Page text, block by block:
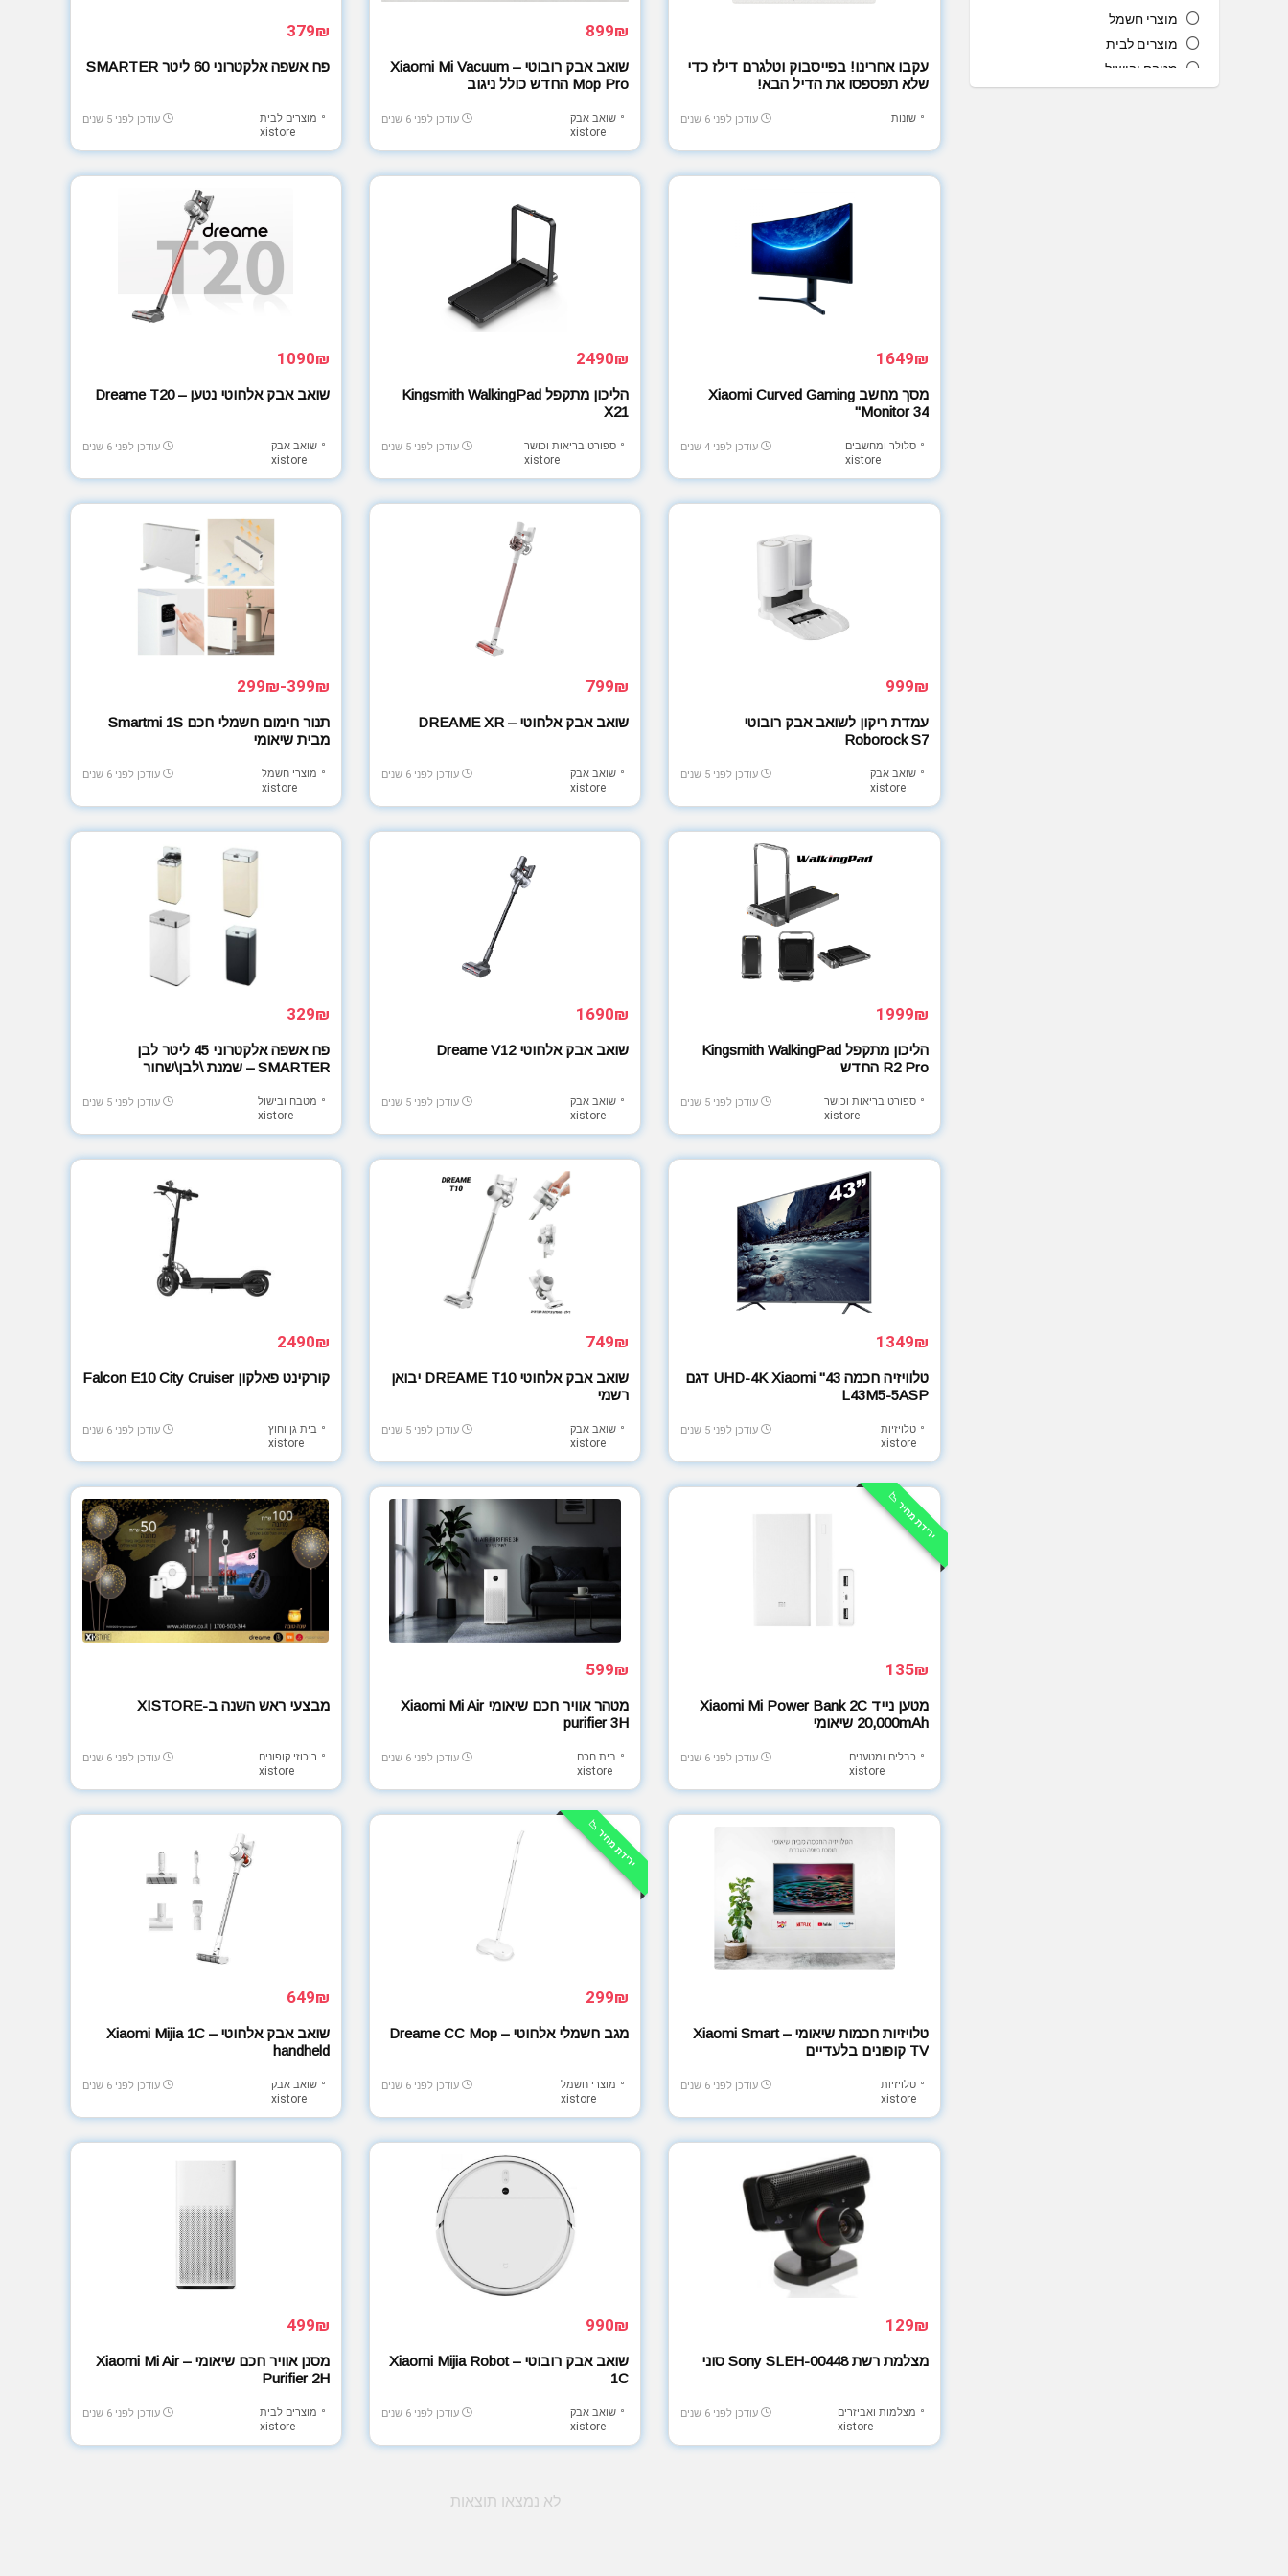
מוצרי חשמל
מוצרים לבית
מטבח ובישול
עקבו אחרינו! בפייסבוק וטלגרם דילז כדי
שלא תפספסו את הדיל הבא!
שונות עודכן לפני 6 שנים
899₪
שואב אבק רובוטי – Xiaomi Mi Vacuum
Mop Pro החדש כולל ניגוב
שואב אבק
xistore
עודכן לפני 6 שנים
379₪
פח אשפה אלקטרוני 60 ליטר SMARTER
מוצרים לבית
xistore
עודכן לפני 5 שנים
1649₪
מסך מחשב Xiaomi Curved Gaming
Monitor 34"
סלולר ומחשבים
xistore
עודכן לפני 4 שנים
2490₪
הליכון מתקפל Kingsmith WalkingPad
X21
ספורט בריאות וכושר
xistore
עודכן לפני 5 שנים
1090₪
שואב אבק אלחוטי נטען – Dreame T20
שואב אבק
xistore
עודכן לפני 6 שנים
999₪
עמדת ריקון לשואב אבק רובוטי
Roborock S7
שואב אבק
xistore
עודכן לפני 5 שנים
799₪
שואב אבק אלחוטי – DREAME XR
שואב אבק
xistore
עודכן לפני 6 שנים
399₪-299₪
תנור חימום חשמלי חכם Smartmi 1S
מבית שיאומי
מוצרי חשמל
xistore
עודכן לפני 6 שנים
1999₪
הליכון מתקפל Kingsmith WalkingPad
R2 Pro החדש
ספורט בריאות וכושר
xistore
עודכן לפני 5 שנים
1690₪
שואב אבק אלחוטי Dreame V12
שואב אבק
xistore
עודכן לפני 5 שנים
329₪
פח אשפה אלקטרוני 45 ליטר לבן
SMARTER – שמנת \לבן\שחור
מטבח ובישול
xistore
עודכן לפני 5 שנים
1349₪
טלוויזיה חכמה 43" UHD-4K Xiaomi דגם
L43M5-5ASP
טלויזיות
xistore
עודכן לפני 5 שנים
749₪
שואב אבק אלחוטי DREAME T10 יבואן
רשמי
שואב אבק
xistore
עודכן לפני 5 שנים
2490₪
קורקינט פאלקון Falcon E10 City Cruiser
בית גן וחוץ
xistore
עודכן לפני 6 שנים
ירידת מחיר 📉
135₪
מטען נייד Xiaomi Mi Power Bank 2C
20,000mAh שיאומי
כבלים ומטענים
xistore
עודכן לפני 6 שנים
599₪
מטהר אוויר חכם שיאומי Xiaomi Mi Air
purifier 3H
בית חכם
xistore
עודכן לפני 6 שנים
מבצעי ראש השנה ב-XISTORE
ריכוזי קופונים
xistore
עודכן לפני 6 שנים
טלויזיות חכמות שיאומי – Xiaomi Smart
TV קופונים בלעדיים
טלויזיות
xistore
עודכן לפני 6 שנים
ירידת מחיר 📉
299₪
מגב חשמלי אלחוטי – Dreame CC Mop
מוצרי חשמל
xistore
עודכן לפני 6 שנים
649₪
שואב אבק אלחוטי – Xiaomi Mijia 1C
handheld
שואב אבק
xistore
עודכן לפני 6 שנים
129₪
מצלמת רשת Sony SLEH-00448 סוני
מצלמות ואביזרים
xistore
עודכן לפני 6 שנים
990₪
שואב אבק רובוטי – Xiaomi Mijia Robot
1C
שואב אבק
xistore
עודכן לפני 6 שנים
499₪
מסנן אוויר חכם שיאומי – Xiaomi Mi Air
Purifier 2H
מוצרים לבית
xistore
עודכן לפני 6 שנים
לא נמצאו תוצאות